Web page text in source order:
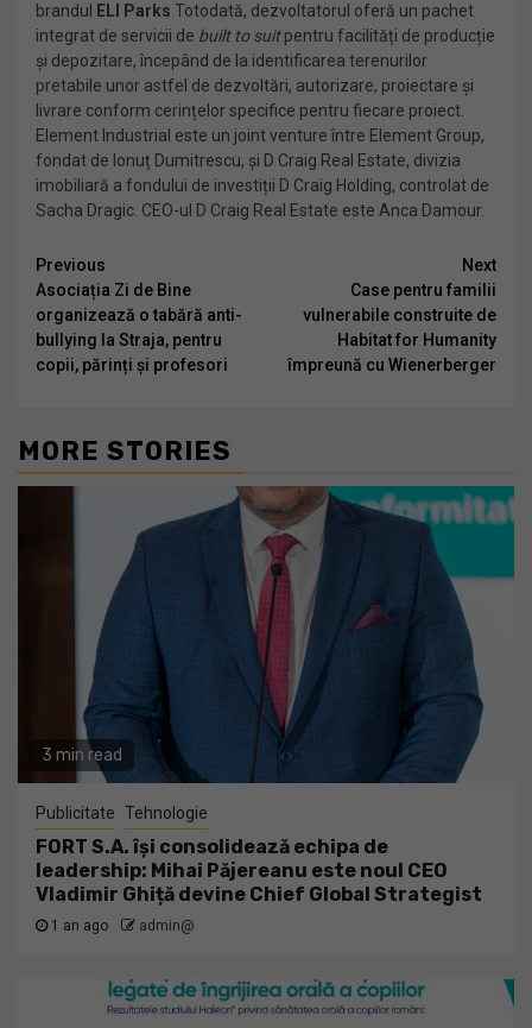
brandul
ELI Parks Totodată, dezvoltatorul oferă un pachet
integrat de servicii de built to suitpentru facilități de producție
și depozitare, începând de la identificarea terenurilor
pretabile unor astfel de dezvoltări, autorizare, proiectare și
livrare conform cerințelor specifice pentru fiecare proiect.
Element Industrial este un joint venture între Element Group,
fondat de Ionuț Dumitrescu, și D Craig Real Estate, divizia
imobiliară a fondului de investiții D Craig Holding, controlat de
Sacha Dragic. CEO-ul D Craig Real Estate este Anca Damour.
Continue
Reading
Previous
Asociația Zi de Bine
organizează o tabără anti-
bullying la Straja, pentru
copii, părinți și profesori
Next
Case pentru familii
vulnerabile construite de
Habitat for Humanity
împreună cu Wienerberger
MORE STORIES
3 min read
Publicitate Tehnologie
FORT S.A. își consolidează echipa de
leadership: Mihai Păjereanu este noul CEO
Vladimir Ghiță devine Chief Global Strategist
1 an ago admin@